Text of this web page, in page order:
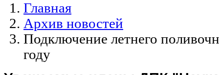
Главная
Архив новостей
Подключение летнего
году